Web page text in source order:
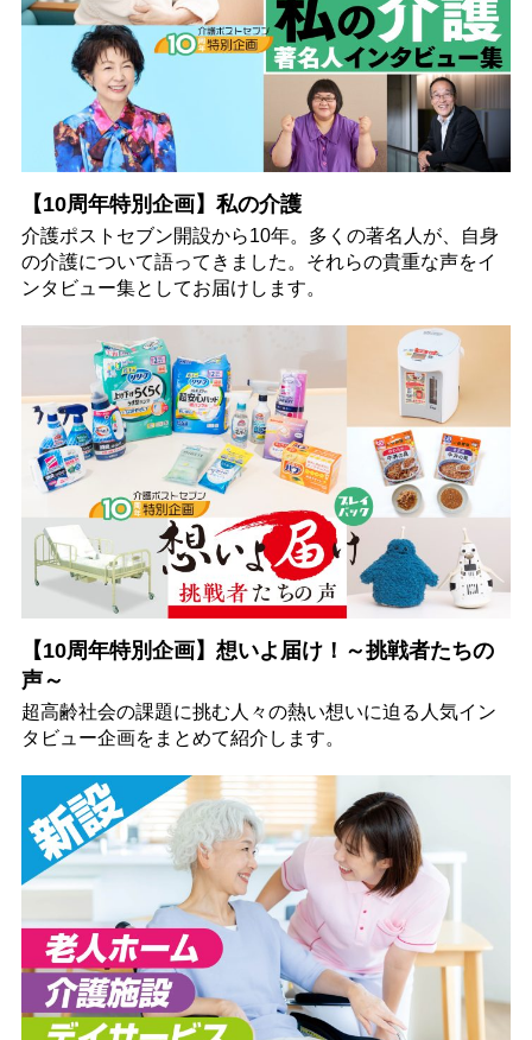
【10周年特別企画】私の介護
介護ポストセブン開設から10年。多くの著名人が、自身
の介護について語ってきました。それらの貴重な声をイ
ンタビュー集としてお届けします。
【10周年特別企画】想いよ届け！～挑戦者たちの
声～
超高齢社会の課題に挑む人々の熱い想いに迫る人気イン
タビュー企画をまとめて紹介します。